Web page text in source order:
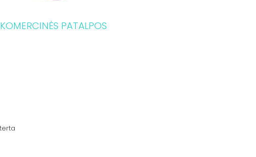
KOMERCINĖS PATALPOS